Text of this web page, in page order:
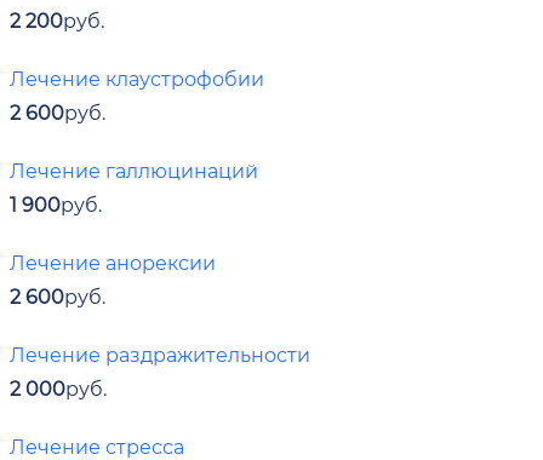
2 200руб.
Лечение клаустрофобии
2 600руб.
Лечение галлюцинаций
1 900руб.
Лечение анорексии
2 600руб.
Лечение раздражительности
2 000руб.
Лечение стресса